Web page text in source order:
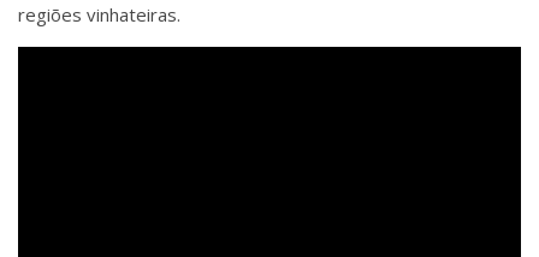
regiões vinhateiras.